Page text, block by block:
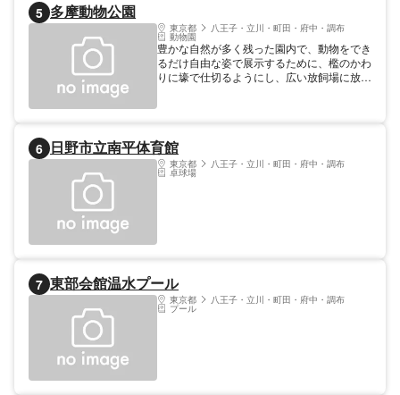
5 多摩動物公園
東京都 八王子・立川・町田・府中・調布
動物園
豊かな自然が多く残った園内で、動物をでき
るだけ自由な姿で展示するために、檻のかわ
りに壕で仕切るようにし、広い放飼場に放養
6 日野市立南平体育館
東京都 八王子・立川・町田・府中・調布
卓球場
7 東部会館温水プール
東京都 八王子・立川・町田・府中・調布
プール